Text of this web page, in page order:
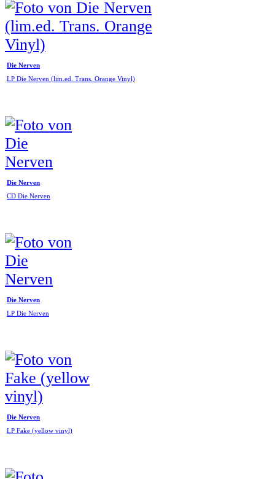
Die Nerven
LP Die Nerven (lim.ed. Trans. Orange Vinyl)
Die Nerven
CD Die Nerven
Die Nerven
LP Die Nerven
Die Nerven
LP Fake (yellow vinyl)